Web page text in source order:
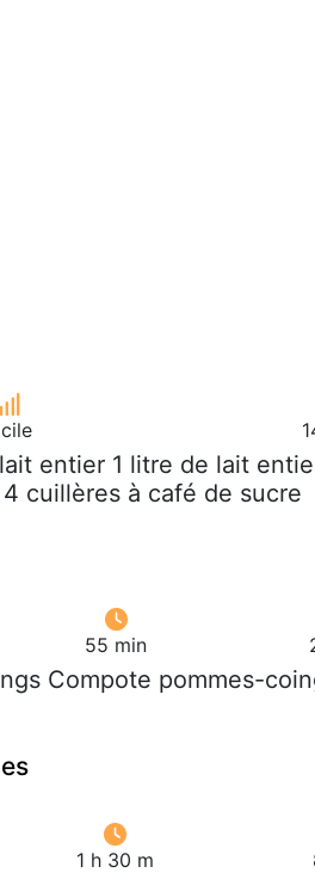
entier 1 litre de lait
cuillères à café de sucre
55 min
Compote pommes-
1 h 30 m